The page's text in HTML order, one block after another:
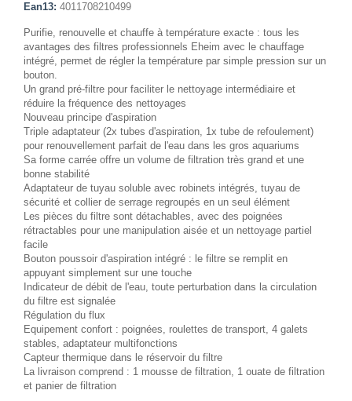
Ean13: 4011708210499
Purifie, renouvelle et chauffe à température exacte : tous les
avantages des filtres professionnels Eheim avec le chauffage
intégré, permet de régler la température par simple pression sur un
bouton.
Un grand pré-filtre pour faciliter le nettoyage intermédiaire et
réduire la fréquence des nettoyages
Nouveau principe d'aspiration
Triple adaptateur (2x tubes d'aspiration, 1x tube de refoulement)
pour renouvellement parfait de l'eau dans les gros aquariums
Sa forme carrée offre un volume de filtration très grand et une
bonne stabilité
Adaptateur de tuyau soluble avec robinets intégrés, tuyau de
sécurité et collier de serrage regroupés en un seul élément
Les pièces du filtre sont détachables, avec des poignées
rétractables pour une manipulation aisée et un nettoyage partiel
facile
Bouton poussoir d'aspiration intégré : le filtre se remplit en
appuyant simplement sur une touche
Indicateur de débit de l'eau, toute perturbation dans la circulation
du filtre est signalée
Régulation du flux
Equipement confort : poignées, roulettes de transport, 4 galets
stables, adaptateur multifonctions
Capteur thermique dans le réservoir du filtre
La livraison comprend : 1 mousse de filtration, 1 ouate de filtration
et panier de filtration